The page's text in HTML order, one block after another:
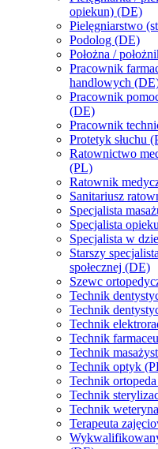
opiekun) (DE)
Pielęgniarstwo
Podolog (DE)
Położna /
Pracownik
handlowych
Pracownik
(DE)
Pracownik
Protetyk słuchu
Ratownictwo
(PL)
Ratownik
Sanitariusz
Specjalista
Specjalista
Specjalista w
Starszy
społecznej (DE)
Szewc
Technik
Technik
Technik
Technik
Technik
Technik optyk
Technik
Technik
Technik
Terapeuta